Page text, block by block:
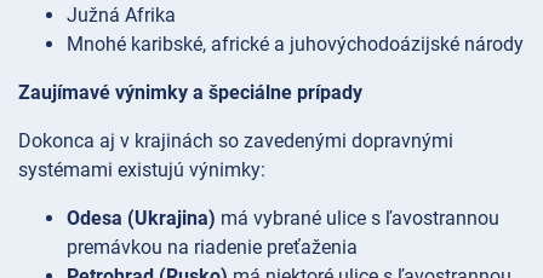
Južná Afrika
Mnohé karibské, africké a juhovýchodoázijské národy
Zaujímavé výnimky a špeciálne prípady
Dokonca aj v krajinách so zavedenými dopravnými
systémami existujú výnimky:
Odesa (Ukrajina) má vybrané ulice s ľavostrannou
premávkou na riadenie preťaženia